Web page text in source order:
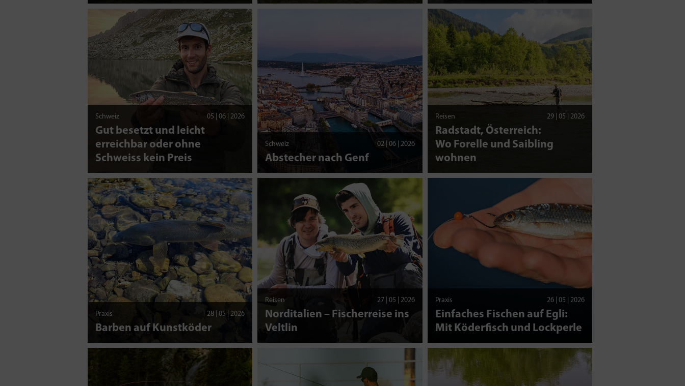
Schweiz 05 | 06 | 2026
Gut besetzt und leicht
erreichbar oder ohne
Schweiss kein Preis
Schweiz 02 | 06 | 2026
Abstecher nach Genf
Reisen 29 | 05 | 2026
Radstadt, Österreich:
Wo Forelle und Saibling
wohnen
Praxis 28 | 05 | 2026
Barben auf Kunstköder
Reisen 27 | 05 | 2026
Norditalien – Fischerreise ins
Veltlin
Praxis 26 | 05 | 2026
Einfaches Fischen auf Egli:
Mit Köderfisch und Lockperle